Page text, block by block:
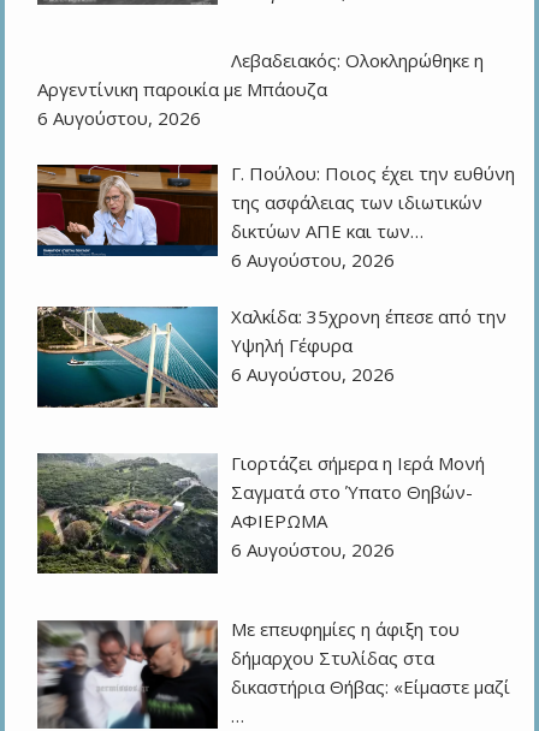
Λεβαδειακός: Ολοκληρώθηκε η
Αργεντίνικη παροικία με Μπάουζα
6 Αυγούστου, 2026
Γ. Πούλου: Ποιος έχει την ευθύνη
της ασφάλειας των ιδιωτικών
δικτύων ΑΠΕ και των…
6 Αυγούστου, 2026
Χαλκίδα: 35χρονη έπεσε από την
Υψηλή Γέφυρα
6 Αυγούστου, 2026
Γιορτάζει σήμερα η Ιερά Μονή
Σαγματά στο Ύπατο Θηβών-
ΑΦΙΕΡΩΜΑ
6 Αυγούστου, 2026
Με επευφημίες η άφιξη του
δήμαρχου Στυλίδας στα
δικαστήρια Θήβας: «Είμαστε μαζί
…